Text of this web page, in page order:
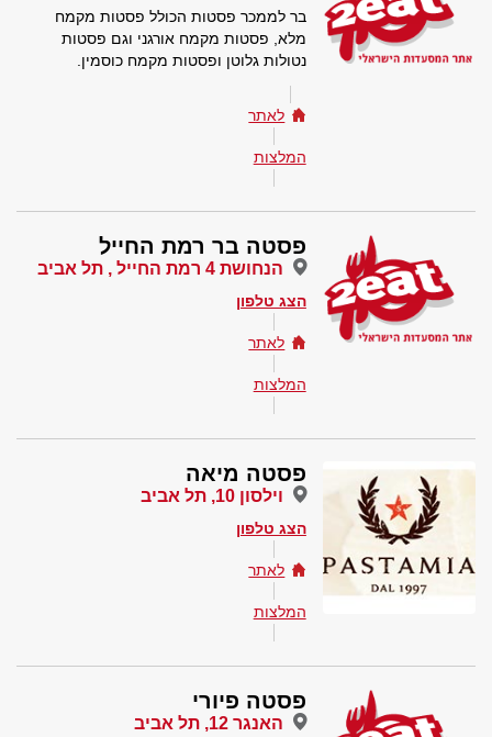
בר לממכר פסטות הכולל פסטות מקמח
מלא, פסטות מקמח אורגני וגם פסטות
נטולות גלוטן ופסטות מקמח כוסמין.
לאתר
המלצות
פסטה בר רמת החייל
הנחושת 4 רמת החייל , תל אביב
הצג טלפון
לאתר
המלצות
פסטה מיאה
וילסון 10, תל אביב
הצג טלפון
לאתר
המלצות
פסטה פיורי
האנגר 12, תל אביב